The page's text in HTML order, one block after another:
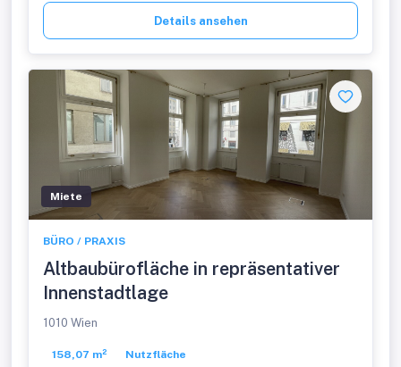
Details ansehen
Miete
BÜRO / PRAXIS
Altbaubürofläche in repräsentativer
Innenstadtlage
1010 Wien
158,07 m² Nutzfläche